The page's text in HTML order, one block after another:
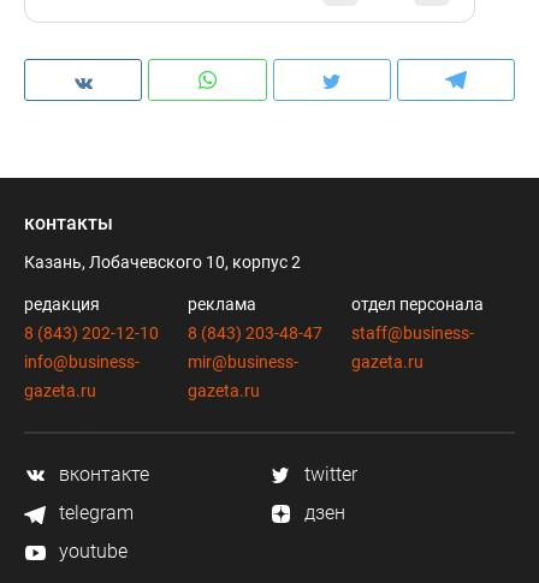
контакты
Казань, Лобачевского 10, корпус 2
редакция
8 (843) 202-12-10
info@business-
gazeta.ru
реклама
8 (843) 203-48-47
mir@business-
gazeta.ru
отдел персонала
staff@business-
gazeta.ru
вконтакте
twitter
telegram
дзен
youtube